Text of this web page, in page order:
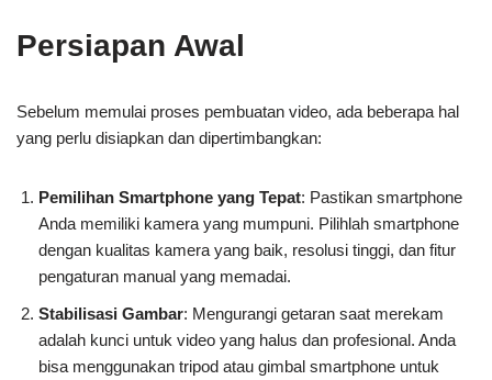
Persiapan Awal
Sebelum memulai proses pembuatan video, ada beberapa hal
yang perlu disiapkan dan dipertimbangkan:
Pemilihan Smartphone yang Tepat: Pastikan smartphone
Anda memiliki kamera yang mumpuni. Pilihlah smartphone
dengan kualitas kamera yang baik, resolusi tinggi, dan fitur
pengaturan manual yang memadai.
Stabilisasi Gambar: Mengurangi getaran saat merekam
adalah kunci untuk video yang halus dan profesional. Anda
bisa menggunakan tripod atau gimbal smartphone untuk